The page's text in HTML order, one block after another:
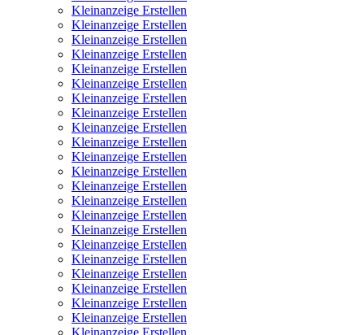
Kleinanzeige Erstellen
Kleinanzeige Erstellen
Kleinanzeige Erstellen
Kleinanzeige Erstellen
Kleinanzeige Erstellen
Kleinanzeige Erstellen
Kleinanzeige Erstellen
Kleinanzeige Erstellen
Kleinanzeige Erstellen
Kleinanzeige Erstellen
Kleinanzeige Erstellen
Kleinanzeige Erstellen
Kleinanzeige Erstellen
Kleinanzeige Erstellen
Kleinanzeige Erstellen
Kleinanzeige Erstellen
Kleinanzeige Erstellen
Kleinanzeige Erstellen
Kleinanzeige Erstellen
Kleinanzeige Erstellen
Kleinanzeige Erstellen
Kleinanzeige Erstellen
Kleinanzeige Erstellen